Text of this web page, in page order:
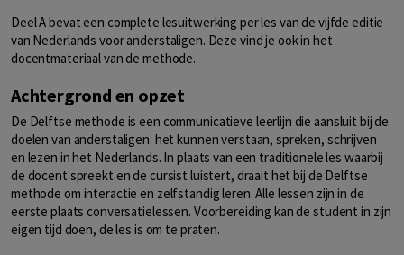
Deel A bevat een complete lesuitwerking per les van de vijfde editie
van Nederlands voor anderstaligen. Deze vind je ook in het
docentmateriaal van de methode.
Achtergrond en opzet
De Delftse methode is een communicatieve leerlijn die aansluit bij de
doelen van anderstaligen: het kunnen verstaan, spreken, schrijven
en lezen in het Nederlands. In plaats van een traditionele les waarbij
de docent spreekt en de cursist luistert, draait het bij de Delftse
methode om interactie en zelfstandig leren. Alle lessen zijn in de
eerste plaats conversatielessen. Voorbereiding kan de student in zijn
eigen tijd doen, de les is om te praten.